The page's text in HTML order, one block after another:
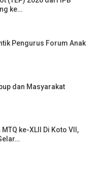
ke…
Pengurus Forum Anak
dan Masyarakat
ke-XLII Di Koto VII,